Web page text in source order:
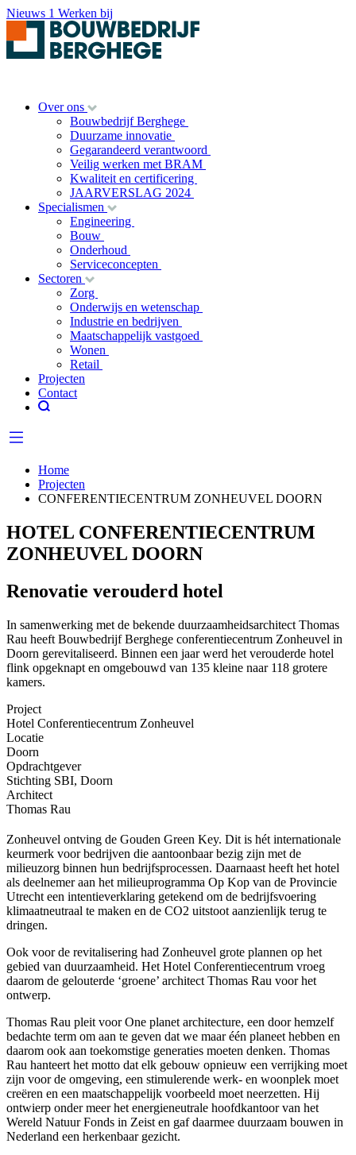
Nieuws 1 Werken bij
Over ons
Bouwbedrijf Berghege
Duurzame innovatie
Gegarandeerd verantwoord
Veilig werken met BRAM
Kwaliteit en certificering
JAARVERSLAG 2024
Specialismen
Engineering
Bouw
Onderhoud
Serviceconcepten
Sectoren
Zorg
Onderwijs en wetenschap
Industrie en bedrijven
Maatschappelijk vastgoed
Wonen
Retail
Projecten
Contact
Home
Projecten
CONFERENTIECENTRUM ZONHEUVEL DOORN
HOTEL CONFERENTIECENTRUM
ZONHEUVEL DOORN
Renovatie verouderd hotel
In samenwerking met de bekende duurzaamheidsarchitect Thomas
Rau heeft Bouwbedrijf Berghege conferentiecentrum Zonheuvel in
Doorn gerevitaliseerd. Binnen een jaar werd het verouderde hotel
flink opgeknapt en omgebouwd van 135 kleine naar 118 grotere
kamers.
Project
Hotel Conferentiecentrum Zonheuvel
Locatie
Doorn
Opdrachtgever
Stichting SBI, Doorn
Architect
Thomas Rau
Zonheuvel ontving de Gouden Green Key. Dit is hét internationale
keurmerk voor bedrijven die aantoonbaar bezig zijn met de
milieuzorg binnen hun bedrijfsprocessen. Daarnaast heeft het hotel
als deelnemer aan het milieuprogramma Op Kop van de Provincie
Utrecht een intentieverklaring getekend om de bedrijfsvoering
klimaatneutraal te maken en de CO2 uitstoot aanzienlijk terug te
dringen.
Ook voor de revitalisering had Zonheuvel grote plannen op het
gebied van duurzaamheid. Het Hotel Conferentiecentrum vroeg
daarom de gelouterde ‘groene’ architect Thomas Rau voor het
ontwerp.
Thomas Rau pleit voor One planet architecture, een door hemzelf
bedachte term om aan te geven dat we maar één planeet hebben en
daarom ook aan toekomstige generaties moeten denken. Thomas
Rau hanteert het motto dat elk gebouw opnieuw een verrijking moet
zijn voor de omgeving, een stimulerende werk- en woonplek moet
creëren en een maatschappelijk voorbeeld moet neerzetten. Hij
ontwierp onder meer het energieneutrale hoofdkantoor van het
Wereld Natuur Fonds in Zeist en gaf daarmee duurzaam bouwen in
Nederland een herkenbaar gezicht.